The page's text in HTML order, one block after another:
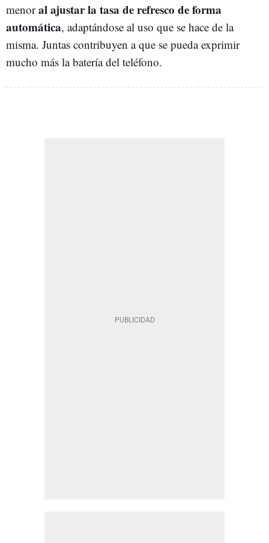
menoral ajustar la tasa de refresco de forma
automática, adaptándose al uso que se hace de la
misma. Juntas contribuyen a que se pueda exprimir
mucho más la batería del teléfono.